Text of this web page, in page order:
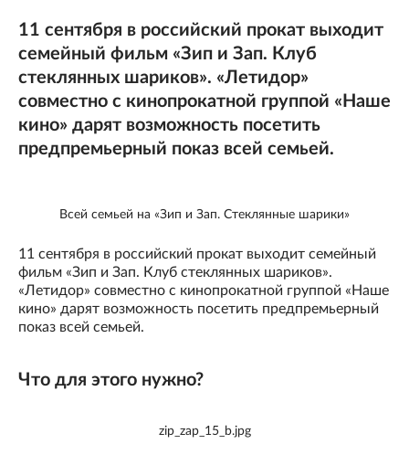
11 сентября в российский прокат выходит
семейный фильм «Зип и Зап. Клуб
стеклянных шариков». «Летидор»
совместно с кинопрокатной группой «Наше
кино» дарят возможность посетить
предпремьерный показ всей семьей.
Всей семьей на «Зип и Зап. Стеклянные шарики»
11 сентября в российский прокат выходит семейный
фильм «Зип и Зап. Клуб стеклянных шариков».
«Летидор» совместно с кинопрокатной группой «Наше
кино» дарят возможность посетить предпремьерный
показ всей семьей.
Что для этого нужно?
zip_zap_15_b.jpg